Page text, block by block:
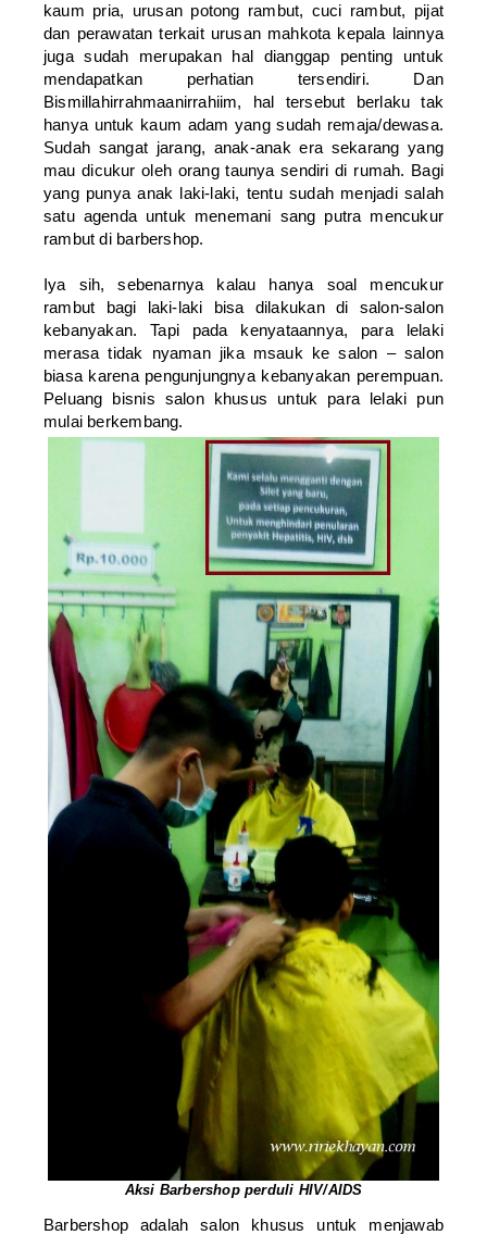
kaum pria, urusan potong rambut, cuci rambut, pijat
dan perawatan terkait urusan mahkota kepala lainnya
juga sudah merupakan hal dianggap penting untuk
mendapatkan perhatian tersendiri. Dan
Bismillahirrahmaanirrahiim, hal tersebut berlaku tak
hanya untuk kaum adam yang sudah remaja/dewasa.
Sudah sangat jarang, anak-anak era sekarang yang
mau dicukur oleh orang taunya sendiri di rumah. Bagi
yang punya anak laki-laki, tentu sudah menjadi salah
satu agenda untuk menemani sang putra mencukur
rambut di barbershop.
Iya sih, sebenarnya kalau hanya soal mencukur
rambut bagi laki-laki bisa dilakukan di salon-salon
kebanyakan. Tapi pada kenyataannya, para lelaki
merasa tidak nyaman jika msauk ke salon – salon
biasa karena pengunjungnya kebanyakan perempuan.
Peluang bisnis salon khusus untuk para lelaki pun
mulai berkembang.
Aksi Barbershop perduli HIV/AIDS
Barbershop adalah salon khusus untuk menjawab